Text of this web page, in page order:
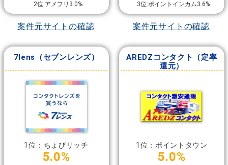
2位:アメフリ3.0%
案件元サイトの確認
3位:ポイントインカム3.6%
案件元サイトの確認
7lens（セブンレンズ）
1位：ちょびリッチ
5.0%
AREDZコンタクト（定率
還元）
1位：ポイントタウン
5.0%